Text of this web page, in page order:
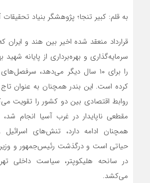
به قلم: کبیر تنجا؛ پژوهشگر بنیاد تحقیقات
قرارداد منعقد شده اخیر بین هند و
سرمایه‌گذاری و بهره‌برداری از پایانه شهید
را برای ۱۰ سال دیگر می‌دهد،
کرده است. این بندر همچنان به عنوان
روابط اقتصادی بین دو کشور را تقویت
مقطعی ناپایدار در غرب آسیا انجام
همچنان ادامه دارد، تنش‌های اسرائیل
حیاتی است و درگذشت رئیس‌جمهور و وزیر
در سانحه هلیکوپتر، سیاست داخلی
می‌کشد.